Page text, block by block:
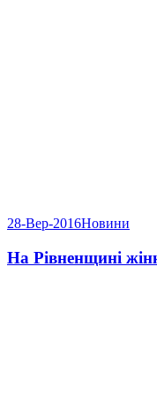
28-Вер-2016Новини
На Рівненщині